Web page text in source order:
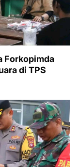
Forkopimda
di TPS